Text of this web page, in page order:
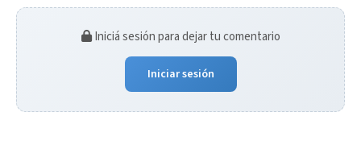
Iniciá sesión para dejar tu comentario
Iniciar sesión